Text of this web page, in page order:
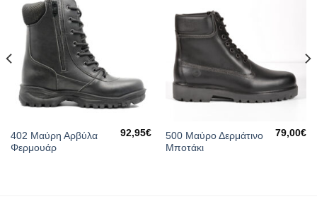
402 Μαύρη Αρβύλα
Φερμουάρ
92,95€
500 Μαύρο Δερμάτινο
Μποτάκι
79,00€